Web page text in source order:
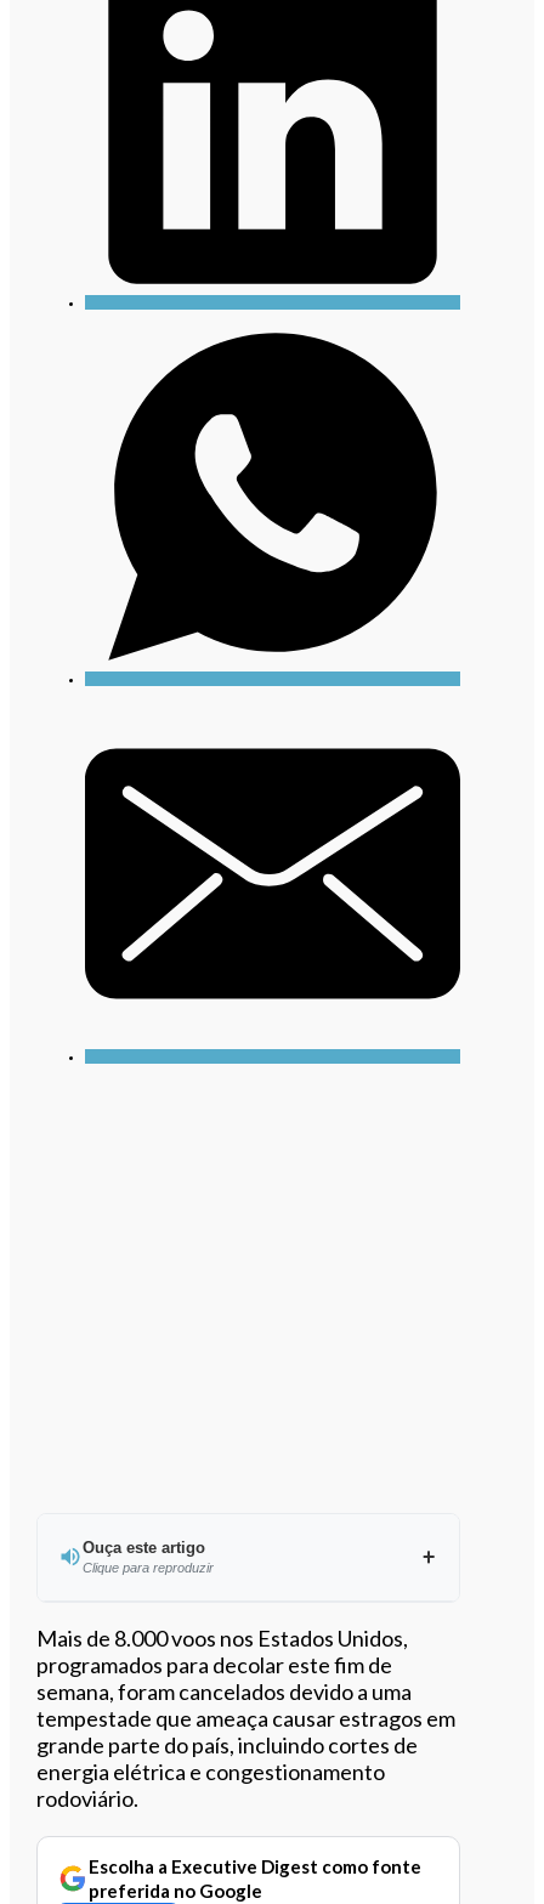
Ouça este artigo
Clique para reproduzir
Ouvir este artigo
Mais de 8.000 voos nos Estados Unidos,
programados para decolar este fim de
semana, foram cancelados devido a uma
tempestade que ameaça causar estragos em
grande parte do país, incluindo cortes de
energia elétrica e congestionamento
rodoviário.
Escolha a Executive Digest como fonte
preferida no Google